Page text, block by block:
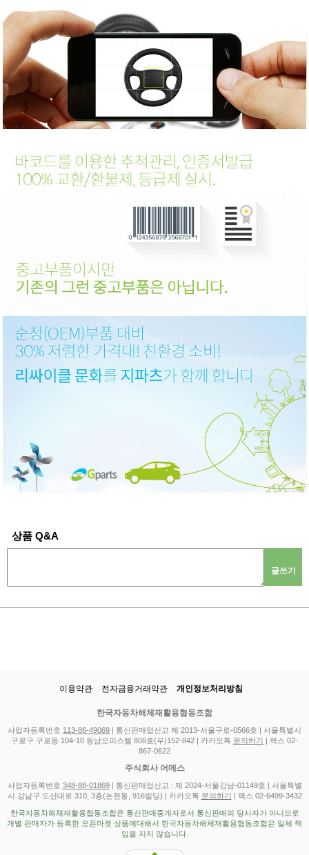
상품 Q&A
글쓰기
이용약관 전자금융거래약관 개인정보처리방침
한국자동차해체재활용협동조합
사업자등록번호 113-86-49069 | 통신판매업신고 제 2013-서울구로-0566호 | 서울특별시
구로구 구로동 104-10 동남오피스텔 806호(우)152-842 | 카카오톡 문의하기 | 팩스 02-
867-0622
주식회사 어메스
사업자등록번호 348-88-01869| 통신판매업신고 : 제 2024-서울강남-01149호 | 서울특별
시 강남구 도산대로 310, 3층(논현동, 916빌딩) | 카카오톡 문의하기 | 팩스 02-6499-3432
한국자동차해체재활용협동조합은 통신판매중개자로서 통신판매의 당사자가 아니므로
개별 판매자가 등록한 오픈마켓 상품에대해서 한국자동차해체재활용협동조합은 일체 책
임을 지지 않습니다.